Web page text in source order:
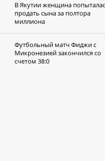
В Якутии женщина
продать сына за полтора
миллиона
Футбольный матч Фиджи с
Микронезией закончился со
счетом 38:0